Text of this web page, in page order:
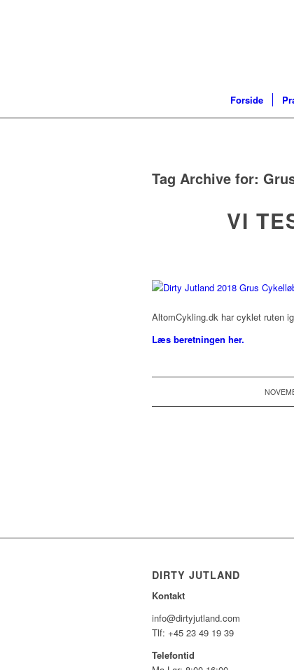
Forside
Tag Archive for:
VI
AltomCykling.dk har cyklet ruten
Læs beretningen her.
DIRTY JUTLAND
Kontakt
info@dirtyjutland.com
Tlf: +45 23 49 19 39
Telefontid